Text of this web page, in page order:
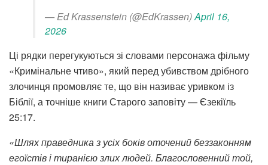
— Ed Krassenstein (@EdKrassen)April 16,
2026
Ці рядки перегукуються зі словами персонажа фільму
«Кримінальне чтиво», який перед убивством дрібного
злочинця промовляє те, що він називає уривком із
Біблії, а точніше книги Старого заповіту — Єзекіїль
25:17.
«Шлях праведника з усіх боків оточений беззаконням
егоїстів і тиранією злих людей. Благословенний той,